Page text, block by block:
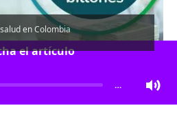
en Colombia
el artículo
…